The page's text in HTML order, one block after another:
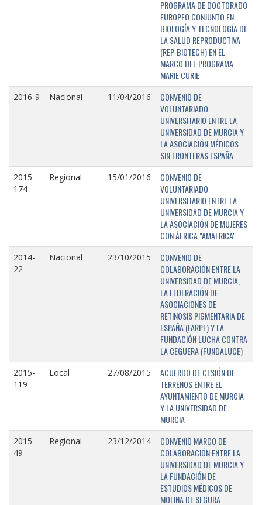
PROGRAMA DE DOCTORADO
EUROPEO CONJUNTO EN
BIOLOGÍA Y TECNOLOGÍA DE
LA SALUD REPRODUCTIVA
(REP-BIOTECH) EN EL
MARCO DEL PROGRAMA
MARIE CURIE
2016-9 Nacional 11/04/2016
CONVENIO DE
VOLUNTARIADO
UNIVERSITARIO ENTRE LA
UNIVERSIDAD DE MURCIA Y
LA ASOCIACIÓN MÉDICOS
SIN FRONTERAS ESPAÑA
2015-
174
Regional 15/01/2016
CONVENIO DE
VOLUNTARIADO
UNIVERSITARIO ENTRE LA
UNIVERSIDAD DE MURCIA Y
LA ASOCIACIÓN DE MUJERES
CON ÁFRICA "AMAFRICA"
2014-
22
Nacional 23/10/2015
CONVENIO DE
COLABORACIÓN ENTRE LA
UNIVERSIDAD DE MURCIA,
LA FEDERACIÓN DE
ASOCIACIONES DE
RETINOSIS PIGMENTARIA DE
ESPAÑA (FARPE) Y LA
FUNDACIÓN LUCHA CONTRA
LA CEGUERA (FUNDALUCE)
2015-
119
Local 27/08/2015
ACUERDO DE CESIÓN DE
TERRENOS ENTRE EL
AYUNTAMIENTO DE MURCIA
Y LA UNIVERSIDAD DE
MURCIA
2015-
49
Regional 23/12/2014
CONVENIO MARCO DE
COLABORACIÓN ENTRE LA
UNIVERSIDAD DE MURCIA Y
LA FUNDACIÓN DE
ESTUDIOS MÉDICOS DE
MOLINA DE SEGURA